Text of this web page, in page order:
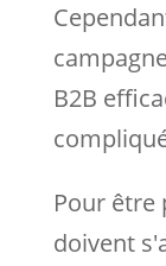
B2B
Pour être
doivent